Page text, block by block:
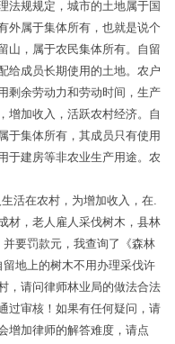
法规规定，城市的土地属于国
外属于集体所有，也就是说个
山，属于农民集体所有。自留
给成员长期使用的土地。农户
剩余劳动力和劳动时间，生产
增加收入，活跃农村经济。自
于集体所有，其成员只有使用
于建房等非农业生产用途。农
活在农村，为增加收入，在.
材，老人雇人采伐树木，县林
要罚款元，我查询了《森林
地上的树木不用办理采伐许
，请问律师林业局的做法合法
过审核！如果有任何疑问，请
增加律师的解答难度，请点